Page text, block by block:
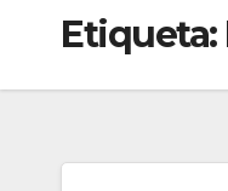
Etiqueta: